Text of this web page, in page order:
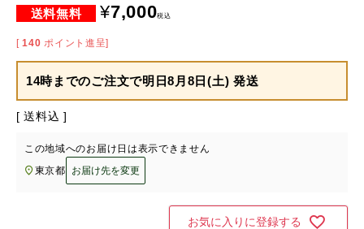
¥7,000税込
[ 140 ポイント進呈]
14時までのご注文で明日8月8日(土) 発送
送料込
この地域へのお届け日は表示できません
東京都
お届け先を変更
お気に入りに登録する